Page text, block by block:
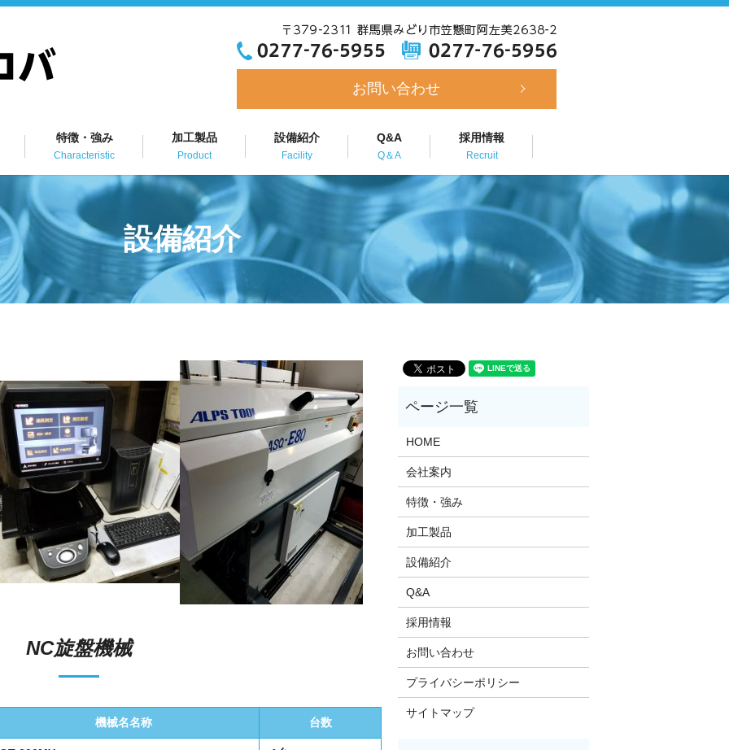
お問い合わせ
特徴・強み
Characteristic
加工製品
Product
設備紹介
Facility
Q&A
Q＆A
採用情報
Recruit
設備紹介
NC旋盤機械
機械名名称 台数
HOME
会社案内
特徴・強み
加工製品
設備紹介
Q&A
採用情報
お問い合わせ
プライバシーポリシー
サイトマップ